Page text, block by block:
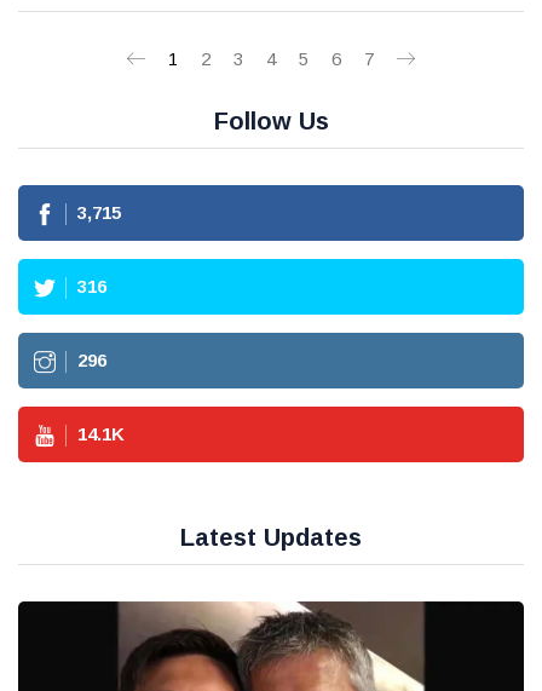
1 2 3 4 5 6 7
Follow Us
3,715
316
296
14.1K
Latest Updates